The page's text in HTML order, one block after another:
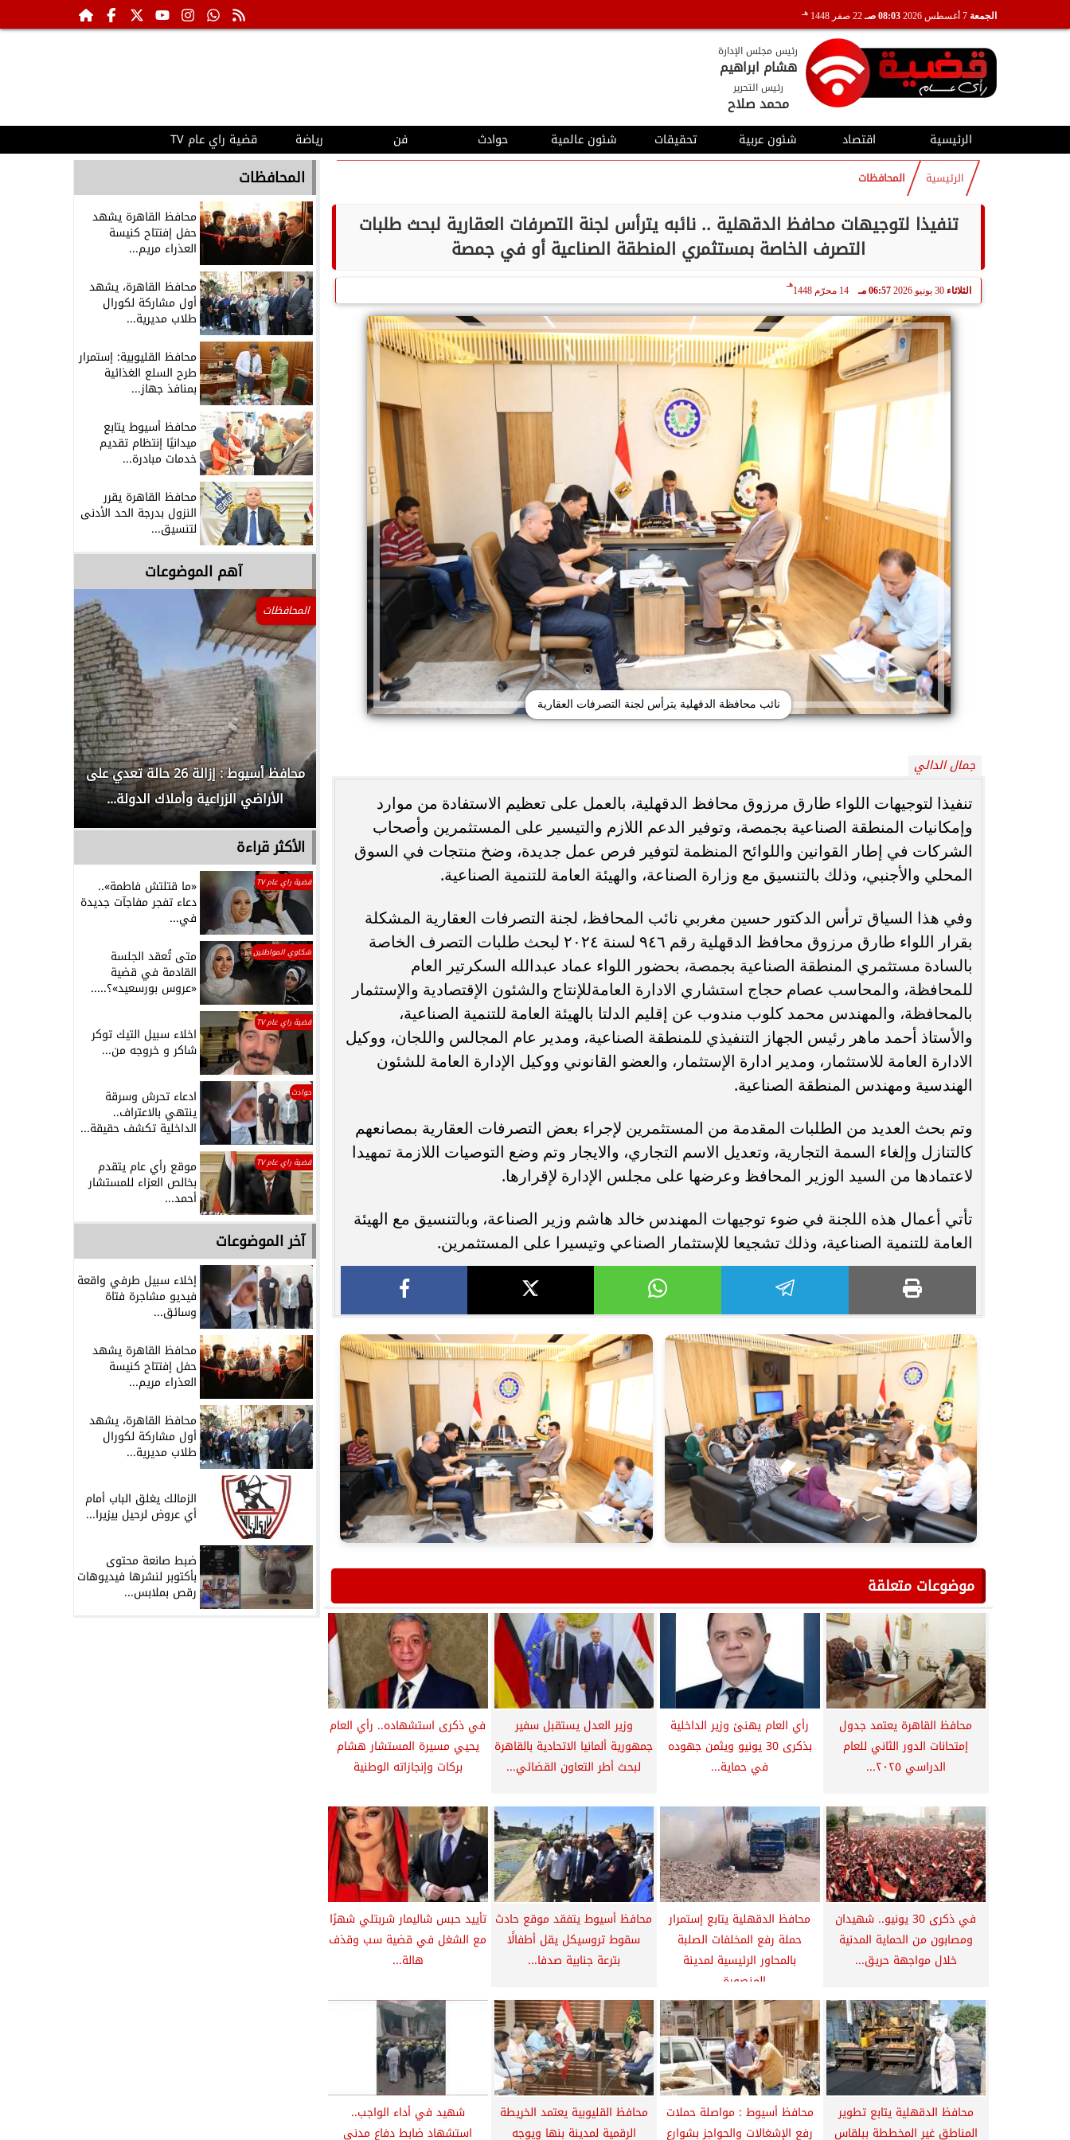
الجمعة 08:03 صـ 22 صفر 1448 هـ
رئيس مجلس الإدارة
هشام ابراهيم
رئيس التحرير
محمد صلاح
الرئيسية اقتصاد شئون عربية تحقيقات شئون عالمية حوادث فن رياضة قضية راي عام TV
الرئيسية المحافظات
تنفيذا لتوجيهات محافظ الدقهلية .. نائبه يترأس لجنة التصرفات العقارية لبحث طلبات
التصرف الخاصة بمستثمري المنطقة الصناعية أو في جمصة
الثلاثاء 30 يونيو 2026 06:57 مـ 14 محرّم 1448
هـ
نائب محافظة الدقهلية يترأس لجنة التصرفات العقارية
جمال الدالي
تنفيذا لتوجيهات اللواء طارق مرزوق محافظ الدقهلية، بالعمل على تعظيم الاستفادة من موارد
وإمكانيات المنطقة الصناعية بجمصة، وتوفير الدعم اللازم والتيسير على المستثمرين وأصحاب
الشركات في إطار القوانين واللوائح المنظمة لتوفير فرص عمل جديدة، وضخ منتجات في السوق
المحلي والأجنبي، وذلك بالتنسيق مع وزارة الصناعة، والهيئة العامة للتنمية الصناعية.
وفي هذا السياق ترأس الدكتور حسين مغربي نائب المحافظ، لجنة التصرفات العقارية المشكلة
بقرار اللواء طارق مرزوق محافظ الدقهلية رقم ٩٤٦ لسنة ٢٠٢٤ لبحث طلبات التصرف الخاصة
بالسادة مستثمري المنطقة الصناعية بجمصة، بحضور اللواء عماد عبدالله السكرتير العام
للمحافظة، والمحاسب عصام حجاج استشاري الادارة العامةللإنتاج والشئون الإقتصادية والإستثمار
بالمحافظة، والمهندس محمد كلوب مندوب عن إقليم الدلتا بالهيئة العامة للتنمية الصناعية،
والأستاذ أحمد ماهر رئيس الجهاز التنفيذي للمنطقة الصناعية، ومدير عام المجالس واللجان، ووكيل
الادارة العامة للاستثمار، ومدير ادارة الإستثمار، والعضو القانوني ووكيل الإدارة العامة للشئون
الهندسية ومهندس المنطقة الصناعية.
وتم بحث العديد من الطلبات المقدمة من المستثمرين لإجراء بعض التصرفات العقارية بمصانعهم
كالتنازل وإلغاء السمة التجارية، وتعديل الاسم التجاري، والايجار وتم وضع التوصيات اللازمة تمهيدا
لاعتمادها من السيد الوزير المحافظ وعرضها على مجلس الإدارة لإقرارها.
تأتي أعمال هذه اللجنة في ضوء توجيهات المهندس خالد هاشم وزير الصناعة، وبالتنسيق مع الهيئة
العامة للتنمية الصناعية، وذلك تشجيعا للإستثمار الصناعي وتيسيرا على المستثمرين.
موضوعات متعلقة
محافظ القاهرة يعتمد جدول
إمتحانات الدور الثاني للعام
الدراسي ٢٠٢٥...
رأي العام يهنئ وزير الداخلية
بذكرى 30 يونيو ويثمن جهوده
في حماية...
وزير العدل يستقبل سفير
جمهورية ألمانيا الاتحادية بالقاهرة
لبحث أطر التعاون القضائي...
في ذكرى استشهاده.. رأي العام
يحيي مسيرة المستشار هشام
بركات وإنجازاته الوطنية
في ذكرى 30 يونيو.. شهيدان
ومصابون من الحماية المدنية
خلال مواجهة حريق...
محافظ الدقهلية يتابع إستمرار
حملة رفع المخلفات الصلبة
بالمحاور الرئيسية لمدينة
المنصورة...
محافظ أسيوط يتفقد موقع حادث
سقوط تروسيكل يقل أطفالًا
بترعة جنابية صدفا...
تأييد حبس شاليمار شربتلي شهرًا
مع الشغل في قضية سب وقذف
هالة...
محافظ الدقهلية يتابع تطوير
المناطق غير المخططة ببلقاس
محافظ أسيوط : مواصلة حملات
رفع الإشغالات والحواجز بشوارع
محافظ القليوبية يعتمد الخريطة
الرقمية لمدينة بنها ويوجه
شهيد في أداء الواجب..
استشهاد ضابط دفاع مدني
المحافظات
محافظ القاهرة يشهد
حفل إفتتاح كنيسة
العذراء مريم...
محافظ القاهرة، يشهد
أول مشاركة لكورال
طلاب مديرية...
محافظ القليوبية: إستمرار
طرح السلع الغذائية
بمنافذ جهاز...
محافظ أسيوط يتابع
ميدانيًا إنتظام تقديم
خدمات مبادرة...
محافظ القاهرة يقرر
النزول بدرجة الحد الأدنى
لتنسيق...
آهم الموضوعات
الإشغالات بحي شرق لإعادة الانضباط
وتحقيق...
رحلت في أثناء أداء رسالتها.. وفاة ممرضة
بمستشفى بني عبيد والأهالي ينعونها
محافظ القاهرة يعتمد جدول إمتحانات الدور
الثاني للعام الدراسي ٢٠٢٥...
المحافظات
محافظ أسيوط : إزالة 26 حالة تعدي على
الأراضي الزراعية وأملاك الدولة...
الأكثر قراءة
قضية راي عام TV «ما قتلتش فاطمة»..
دعاء تفجر مفاجآت جديدة
في...
شكاوي المواطنين متى تُعقد الجلسة
القادمة في قضية
«عروس بورسعيد»؟.....
قضية راي عام TV
اخلاء سبيل التيك توكر
شاكر و خروجه من...
حوادث ادعاء تحرش وسرقة
ينتهي بالاعتراف..
الداخلية تكشف حقيقة...
قضية راي عام TV موقع رأي عام يتقدم
بخالص العزاء للمستشار
أحمد...
آخر الموضوعات
إخلاء سبيل طرفي واقعة
فيديو مشاجرة فتاة
وسائق...
محافظ القاهرة يشهد
حفل إفتتاح كنيسة
العذراء مريم...
محافظ القاهرة، يشهد
أول مشاركة لكورال
طلاب مديرية...
الزمالك يغلق الباب أمام
أي عروض لرحيل بيزيرا...
ضبط صانعة محتوى
بأكتوبر لنشرها فيديوهات
رقص بملابس...